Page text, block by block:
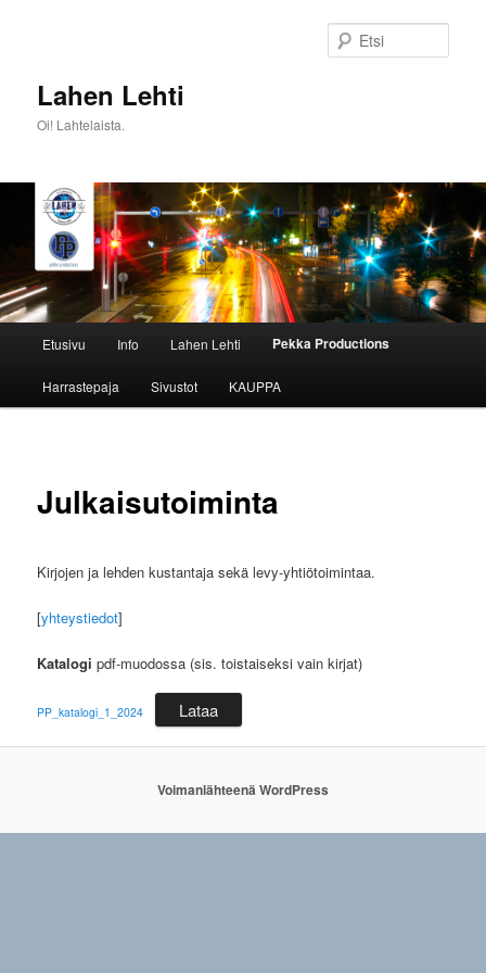
Lahen Lehti
Oi! Lahtelaista.
Etusivu Info Lahen Lehti Pekka Productions
Harrastepaja Sivustot KAUPPA
Julkaisutoiminta
Kirjojen ja lehden kustantaja sekä levy-yhtiötoimintaa.
[yhteystiedot]
Katalogi pdf-muodossa (sis. toistaiseksi vain kirjat)
PP_katalogi_1_2024 Lataa
Voimanlähteenä WordPress